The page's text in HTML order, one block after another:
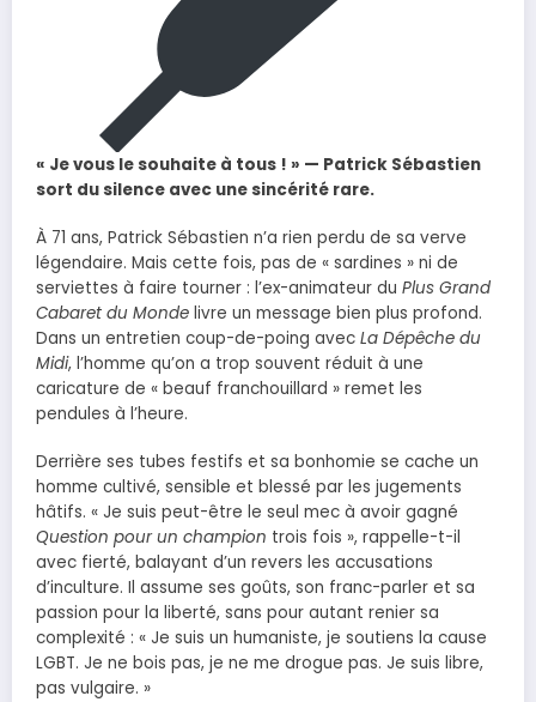
« Je vous le souhaite à tous ! » — Patrick Sébastien
sort du silence avec une sincérité rare.
À 71 ans, Patrick Sébastien n’a rien perdu de sa verve
légendaire. Mais cette fois, pas de « sardines » ni de
serviettes à faire tourner : l’ex-animateur du Plus Grand
Cabaret du Monde livre un message bien plus profond.
Dans un entretien coup-de-poing avec La Dépêche du
Midi, l’homme qu’on a trop souvent réduit à une
caricature de « beauf franchouillard » remet les
pendules à l’heure.
Derrière ses tubes festifs et sa bonhomie se cache un
homme cultivé, sensible et blessé par les jugements
hâtifs. « Je suis peut-être le seul mec à avoir gagné
Question pour un champion trois fois », rappelle-t-il
avec fierté, balayant d’un revers les accusations
d’inculture. Il assume ses goûts, son franc-parler et sa
passion pour la liberté, sans pour autant renier sa
complexité : « Je suis un humaniste, je soutiens la cause
LGBT. Je ne bois pas, je ne me drogue pas. Je suis libre,
pas vulgaire. »